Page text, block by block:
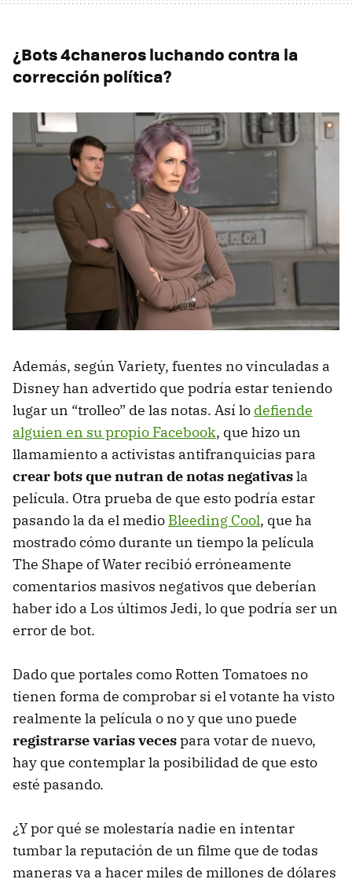
¿Bots 4chaneros luchando contra la
corrección política?
Además, según Variety, fuentes no vinculadas a
Disney han advertido que podría estar teniendo
lugar un “trolleo” de las notas. Así lo defiende
alguien en su propio Facebook, que hizo un
llamamiento a activistas antifranquicias para
crear bots que nutran de notas negativasla
película. Otra prueba de que esto podría estar
pasando la da el medio Bleeding Cool, que ha
mostrado cómo durante un tiempo la película
The Shape of Water recibió erróneamente
comentarios masivos negativos que deberían
haber ido a Los últimos Jedi, lo que podría ser un
error de bot.
Dado que portales como Rotten Tomatoes no
tienen forma de comprobar si el votante ha visto
realmente la película o no y que uno puede
registrarse varias vecespara votar de nuevo,
hay que contemplar la posibilidad de que esto
esté pasando.
¿Y por qué se molestaría nadie en intentar
tumbar la reputación de un filme que de todas
maneras va a hacer miles de millones de dólares